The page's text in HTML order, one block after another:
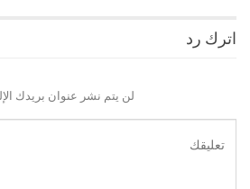
اترك رد
لن يتم نشر عنوان بريدك